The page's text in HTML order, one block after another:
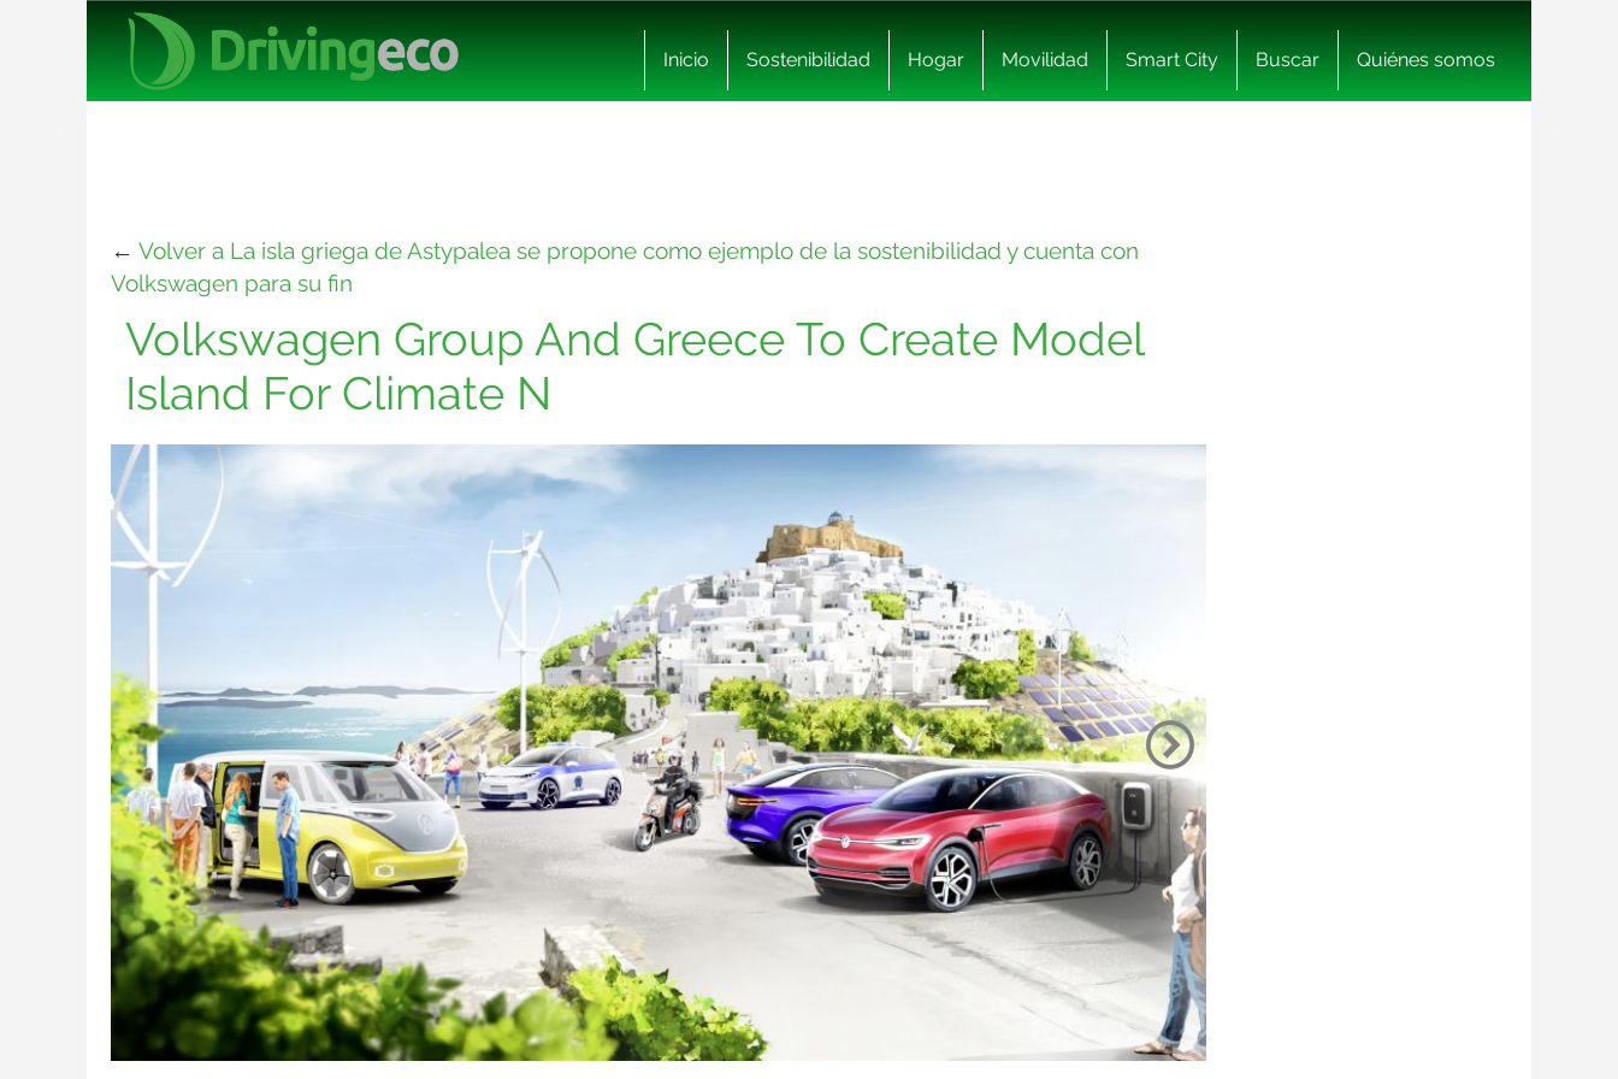
Inicio Sostenibilidad Hogar Movilidad Smart City Buscar Quiénes somos
← Volver a La isla griega de Astypalea se propone como ejemplo de la sostenibilidad y cuenta con
Volkswagen para su fin
Volkswagen Group And Greece To Create Model
Island For Climate N